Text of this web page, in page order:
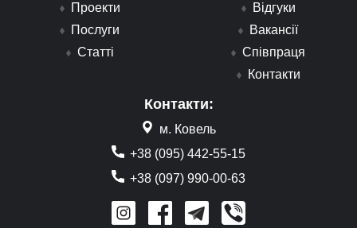
Проекти
Послуги
Статті
Відгуки
Вакансії
Співпраця
Контакти
Контакти:
м. Ковель
+38 (095) 442-55-15
+38 (097) 990-00-63